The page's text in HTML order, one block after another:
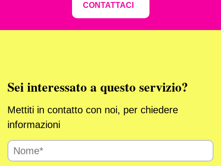
CONTATTACI
Sei interessato a questo servizio?
Mettiti in contatto con noi, per chiedere
informazioni